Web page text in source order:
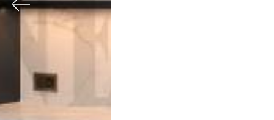
Previous